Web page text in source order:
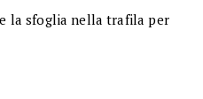
la sfoglia nella trafila per